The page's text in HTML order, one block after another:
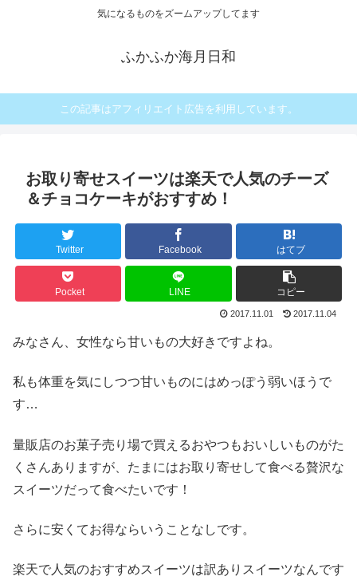
気になるものをズームアップしてます
ふかふか海月日和
この記事はアフィリエイト広告を利用しています。
お取り寄せスイーツは楽天で人気のチーズ
＆チョコケーキがおすすめ！
Twitter Facebook はてブ
Pocket LINE コピー
2017.11.01 2017.11.04
みなさん、女性なら甘いもの大好きですよね。
私も体重を気にしつつ甘いものにはめっぽう弱いほうで
す…
量販店のお菓子売り場で買えるおやつもおいしいものがた
くさんありますが、たまにはお取り寄せして食べる贅沢な
スイーツだって食べたいです！
さらに安くてお得ならいうことなしです。
楽天で人気のおすすめスイーツは訳ありスイーツなんです